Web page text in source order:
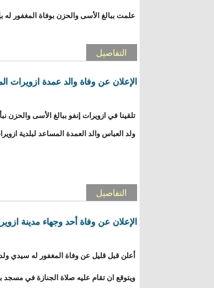
علمت ببالغ الأسى والحزن بوفاة المغفور له
التفاصيل
الإعلان عن وفاة والد عمدة ازويرات
تلقينا في ازويرات إنفو ببالغ الأسى والحزن
ولد العباس والد العمدة المساعد لبلدية
التفاصيل
الإعلان عن وفاة أحد وجهاء مدينة
أعلن قبل قليل عن وفاة المغفور له سيدي
ويتوقع ان تقام عليه صلاة الجنازة في مسجد